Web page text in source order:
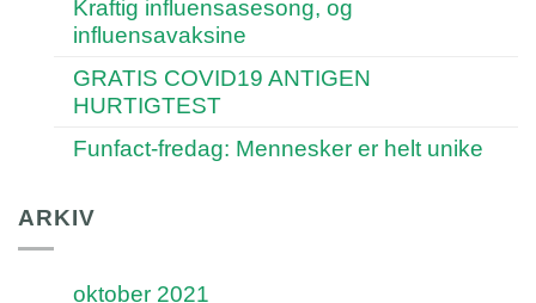
Kraftig influensasesong, og
influensavaksine
GRATIS COVID19 ANTIGEN
HURTIGTEST
Funfact-fredag: Mennesker er helt unike
ARKIV
oktober 2021